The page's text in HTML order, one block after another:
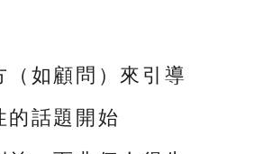
（如顧問）來引導
的話題開始